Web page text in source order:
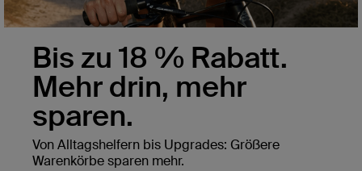
Bis zu 18 % Rabatt.
Mehr drin, mehr
sparen.
Von Alltagshelfern bis Upgrades: Größere
Warenkörbe sparen mehr.